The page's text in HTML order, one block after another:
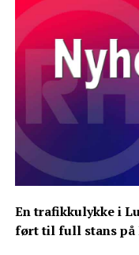
En trafikkulykke i
ført til full stans på